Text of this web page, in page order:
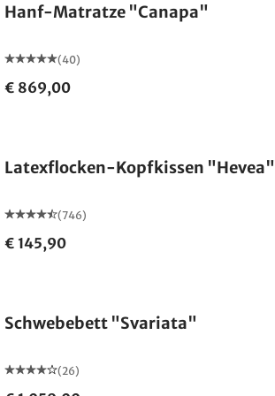
Hanf-Matratze "Canapa"
(40)
€ 869,00
Latexflocken-Kopfkissen "Hevea"
(746)
€ 145,90
Schwebebett "Svariata"
(26)